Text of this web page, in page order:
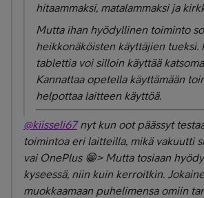
hitaammaksi, matalammaksi ja
Mutta ihan hyödyllinen toiminto
heikkonäköisten käyttäjien tueksi.
tablettia voi silloin käyttää
Kannattaa opetella käyttämään
helpottaa laitteen käyttöä.
@kiisseli67nyt kun oot päässyt
toimintoa eri laitteilla, mikä vakuutti
vai OnePlus 😁> Mutta tosiaan
kyseessä, niin kuin kerroitkin.
muokkaamaan puhelimensa omiin